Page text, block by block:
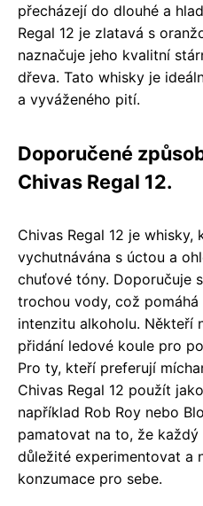
přecházejí do dlouhé a
Regal 12 je zlatavá s
naznačuje jeho kvalitní
dřeva. Tato whisky je
a vyváženého pití.
Doporučené
Chivas Regal 12.
Chivas Regal 12 je
vychutnávána s úctou a
chuťové tóny. Doporučuje
trochou vody, což
intenzitu alkoholu. Někteří
přidání ledové koule pro
Pro ty, kteří preferují
Chivas Regal 12 použít
například Rob Roy nebo
pamatovat na to, že
důležité experimentovat a
konzumace pro sebe.